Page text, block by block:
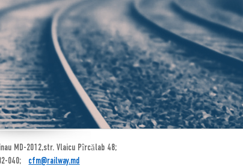
MD-2012,str. Vlaicu Pîrcălab 48;
040; cfm@railway.md